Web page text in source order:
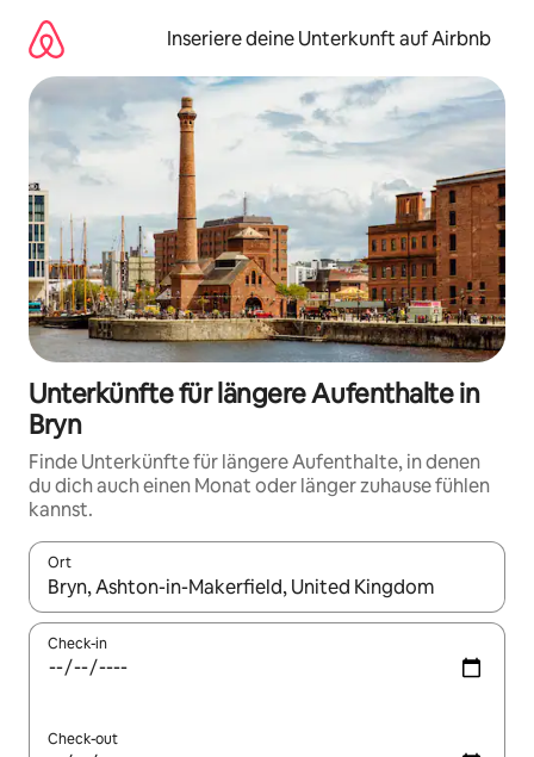
Inhalten
springen
Inseriere deine Unterkunft auf Airbnb
Unterkünfte für längere Aufenthalte in
Bryn
Finde Unterkünfte für längere Aufenthalte, in denen
du dich auch einen Monat oder länger zuhause fühlen
kannst.
Ort
Wenn Ergebnisse verfügbar sind, navigiere mit den
Check-in
Check-out